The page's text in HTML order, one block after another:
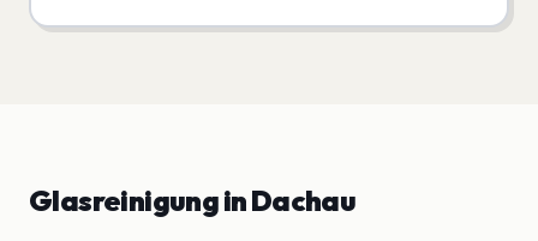
GlasreinigunginDachau